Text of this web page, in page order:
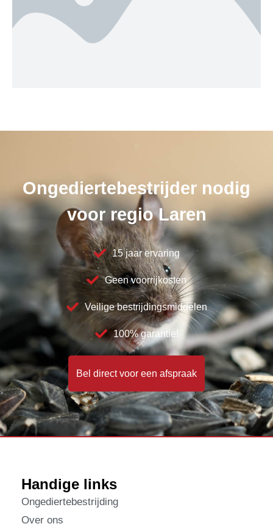
Ongediertebestrijder nodig
voor regio Laren
15 jaar ervaring
Geen voorrijkosten
Veilige bestrijdingsmiddelen
100% garantie!
Bel direct voor een afspraak
Handige links
Ongediertebestrijding
Over ons